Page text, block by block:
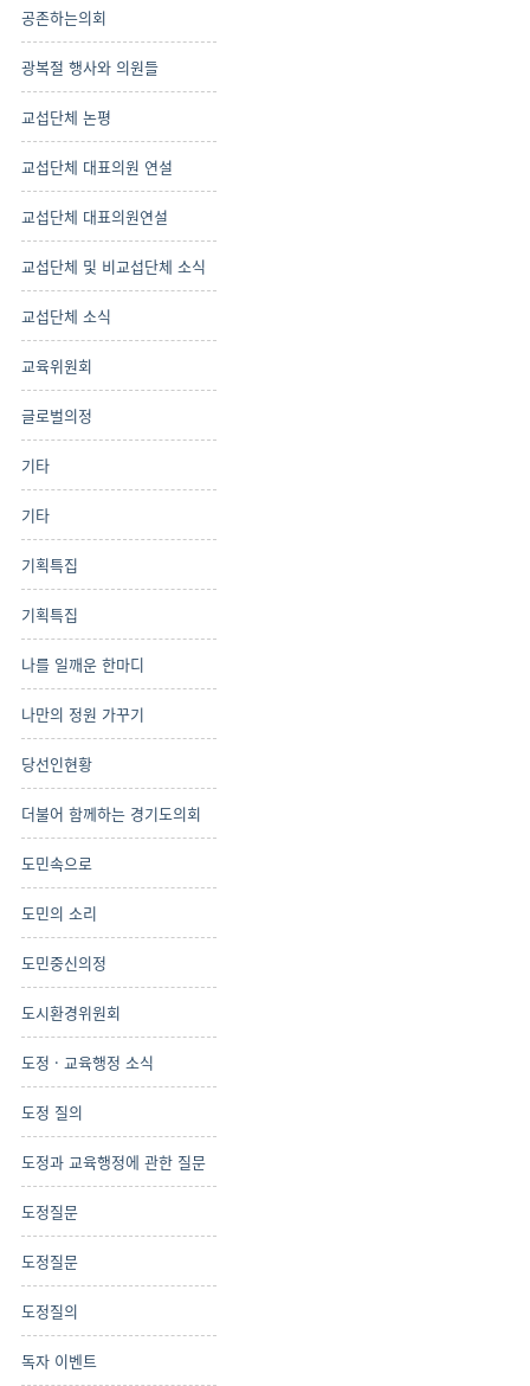
공존하는의회
광복절 행사와 의원들
교섭단체 논평
교섭단체 대표의원 연설
교섭단체 대표의원연설
교섭단체 및 비교섭단체 소식
교섭단체 소식
교육위원회
글로벌의정
기타
기타
기획특집
기획특집
나를 일깨운 한마디
나만의 정원 가꾸기
당선인현황
더불어 함께하는 경기도의회
도민속으로
도민의 소리
도민중신의정
도시환경위원회
도정 · 교육행정 소식
도정 질의
도정과 교육행정에 관한 질문
도정질문
도정질문
도정질의
독자 이벤트